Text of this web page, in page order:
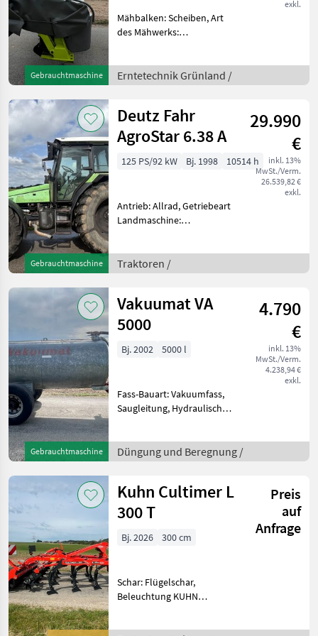
Gebrauchtmaschine
exkl.
Mähbalken: Scheiben, Art
des Mähwerks:
Klingenschnellverschluss,
Außenschutz,
Klingenbox, Mech. / hydr.
Mähholmentlastung
Erntetechnik Grünland /
Gebrauchtmaschine
Deutz Fahr
AgroStar 6.38 A
29.990
€
inkl. 13%
MwSt./Verm.
26.539,82 €
exkl.
125 PS/92 kW Bj. 1998 10514 h
Antrieb: Allrad, Getriebeart
Landmaschine:
Zapfwellendrehzahl:
540/1000,
km/h: 40 km/h, Aufladung:
Turbola
Traktoren /
Gebrauchtmaschine
Vakuumat VA
5000
4.790
€
inkl. 13%
MwSt./Verm.
4.238,94 €
exkl.
Bj. 2002 5000 l
Fass-Bauart: Vakuumfass,
Saugleitung, Hydraulischer
vorne links, hydr. Schieber
hinten, Gelenkwelle,
Düngung und Beregnung /
Kuhn Cultimer L
300 T
Preis
auf
Anfrage
Bj. 2026 300 cm
Schar: Flügelschar,
Beleuchtung KUHN